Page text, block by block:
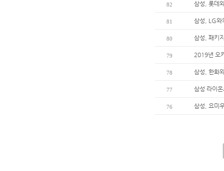
82 삼성, 롯데
81 삼성, LG와
80 삼성, 패키
79 2019년 오
78 삼성, 한화
77 삼성 라이
76 삼성, 요미